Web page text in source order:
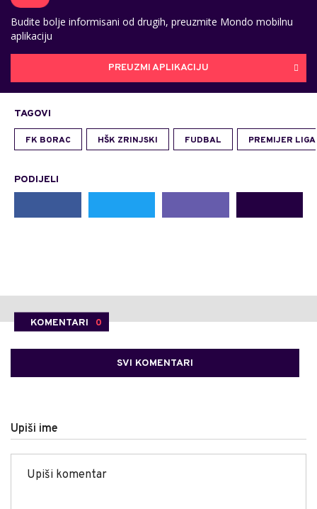
Budite bolje informisani od drugih, preuzmite Mondo mobilnu
aplikaciju
PREUZMI APLIKACIJU
TAGOVI
FK BORAC HŠK ZRINJSKI FUDBAL PREMIJER
PODIJELI
KOMENTARI 0
SVI KOMENTARI
Upiši ime